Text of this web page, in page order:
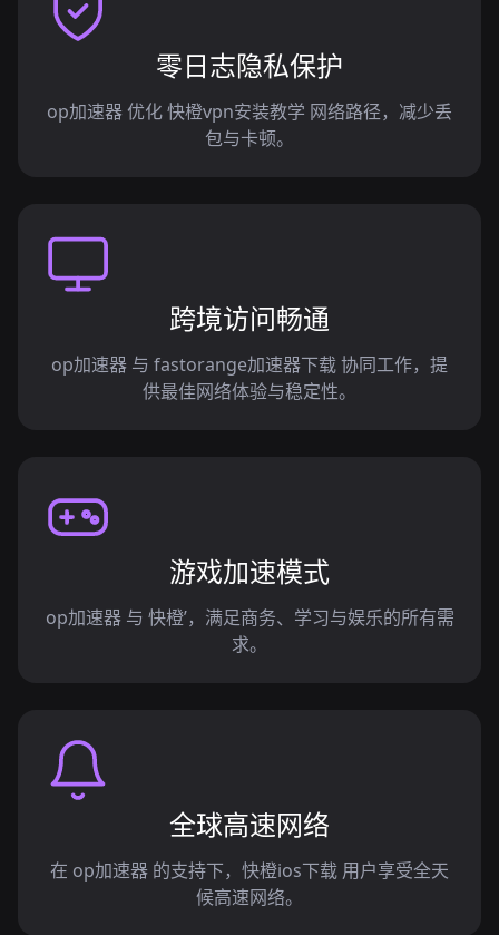
零日志隐私保护
op加速器 优化 快橙vpn安装教学 网络路径，减少丢
包与卡顿。
跨境访问畅通
op加速器 与 fastorange加速器下载 协同工作，提
供最佳网络体验与稳定性。
游戏加速模式
op加速器 与 快橙’，满足商务、学习与娱乐的所有需
求。
全球高速网络
在 op加速器 的支持下，快橙ios下载 用户享受全天
候高速网络。